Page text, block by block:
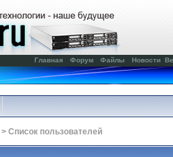
Главная Форум Файлы Новости
> Список пользователей